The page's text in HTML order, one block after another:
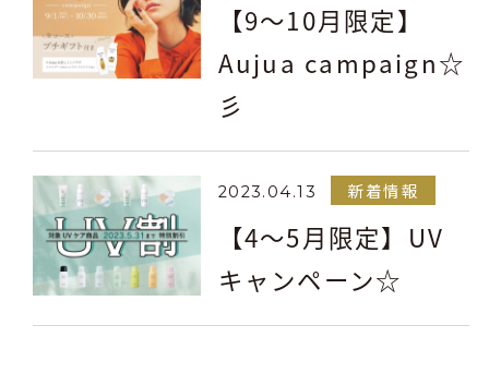
【9～10月限定】
Aujua campaign☆
彡
2023.04.13 新着情報
【4～5月限定】UV
キャンペーン☆